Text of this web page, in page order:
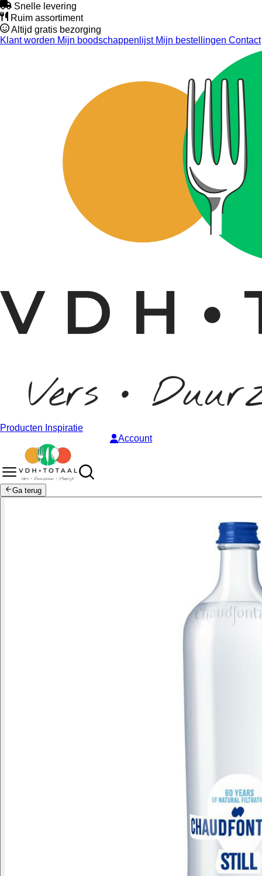
Snelle levering
Ruim assortiment
Altijd gratis bezorging
Klant worden Mijn boodschappenlijstMijn bestellingen Contact
Producten Inspiratie
Account
Ga terug